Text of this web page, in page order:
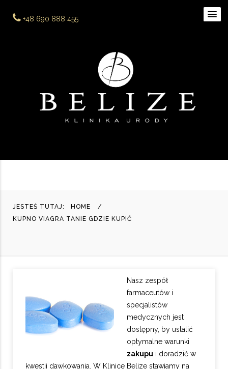
+48 690 888 455
JESTEŚ TUTAJ:
HOME
KUPNO VIAGRA TANIE GDZIE KUPIĆ
Nasz zespół
farmaceutów i
specjalistów
medycznych jest
dostępny, by ustalić
optymalne warunki
zakupu i doradzić w
kwestii dawkowania. W Klinice Belize stawiamy na